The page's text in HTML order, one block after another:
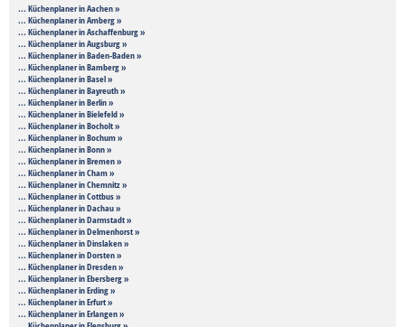
... Küchenplaner in Aachen »
... Küchenplaner in Amberg »
... Küchenplaner in Aschaffenburg »
... Küchenplaner in Augsburg »
... Küchenplaner in Baden-Baden »
... Küchenplaner in Bamberg »
... Küchenplaner in Basel »
... Küchenplaner in Bayreuth »
... Küchenplaner in Berlin »
... Küchenplaner in Bielefeld »
... Küchenplaner in Bocholt »
... Küchenplaner in Bochum »
... Küchenplaner in Bonn »
... Küchenplaner in Bremen »
... Küchenplaner in Cham »
... Küchenplaner in Chemnitz »
... Küchenplaner in Cottbus »
... Küchenplaner in Dachau »
... Küchenplaner in Darmstadt »
... Küchenplaner in Delmenhorst »
... Küchenplaner in Dinslaken »
... Küchenplaner in Dorsten »
... Küchenplaner in Dresden »
... Küchenplaner in Ebersberg »
... Küchenplaner in Erding »
... Küchenplaner in Erfurt »
... Küchenplaner in Erlangen »